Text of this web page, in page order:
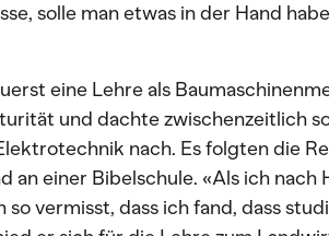
solle man etwas in der Hand
eine Lehre als
und dachte zwischenzeitlich
nach. Es folgten die
an einer Bibelschule. «Als ich nach
vermisst, dass ich fand, dass